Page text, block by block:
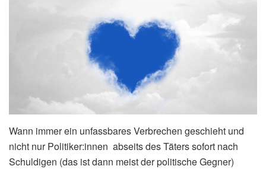
Wann immer ein unfassbares Verbrechen geschieht und
nicht nur Politiker:innen abseits des Täters sofort nach
Schuldigen (das ist dann meist der politische Gegner)